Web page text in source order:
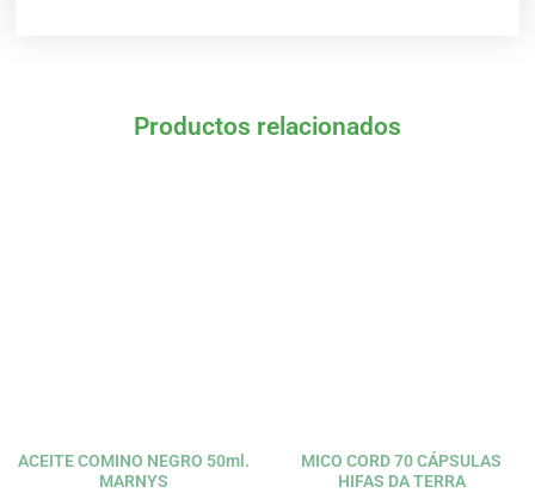
Productos relacionados
ACEITE COMINO NEGRO 50ml.
MARNYS
MICO CORD 70 CÁPSULAS
HIFAS DA TERRA